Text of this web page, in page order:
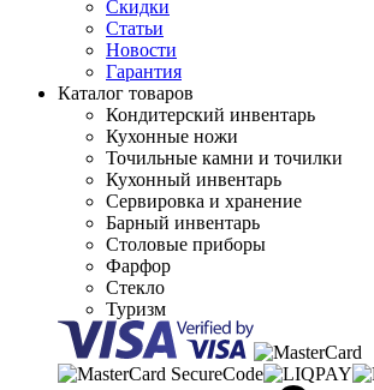
Скидки
Статьи
Новости
Гарантия
Каталог товаров
Кондитерский инвентарь
Кухонные ножи
Точильные камни и точилки
Кухонный инвентарь
Сервировка и хранение
Барный инвентарь
Столовые приборы
Фарфор
Стекло
Туризм